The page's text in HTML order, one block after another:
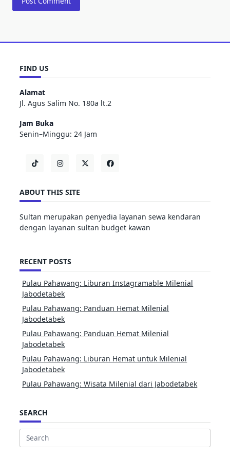
FIND US
Alamat
Jl. Agus Salim No. 180a lt.2
Jam Buka
Senin–Minggu: 24 Jam
ABOUT THIS SITE
Sultan merupakan penyedia layanan sewa kendaran
dengan layanan sultan budget kawan
RECENT POSTS
Pulau Pahawang: Liburan Instagramable Milenial
Jabodetabek
Pulau Pahawang: Panduan Hemat Milenial
Jabodetabek
Pulau Pahawang: Panduan Hemat Milenial
Jabodetabek
Pulau Pahawang: Liburan Hemat untuk Milenial
Jabodetabek
Pulau Pahawang: Wisata Milenial dari Jabodetabek
SEARCH
Search